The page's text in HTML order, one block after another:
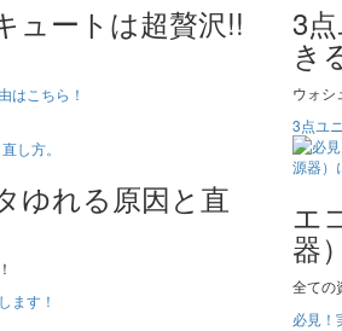
ュートは超贅沢!!
はこちら！
3
き
ウォシ
3点ユ
ゆれる原因と直
ます！
エ
器
全ての
必見！